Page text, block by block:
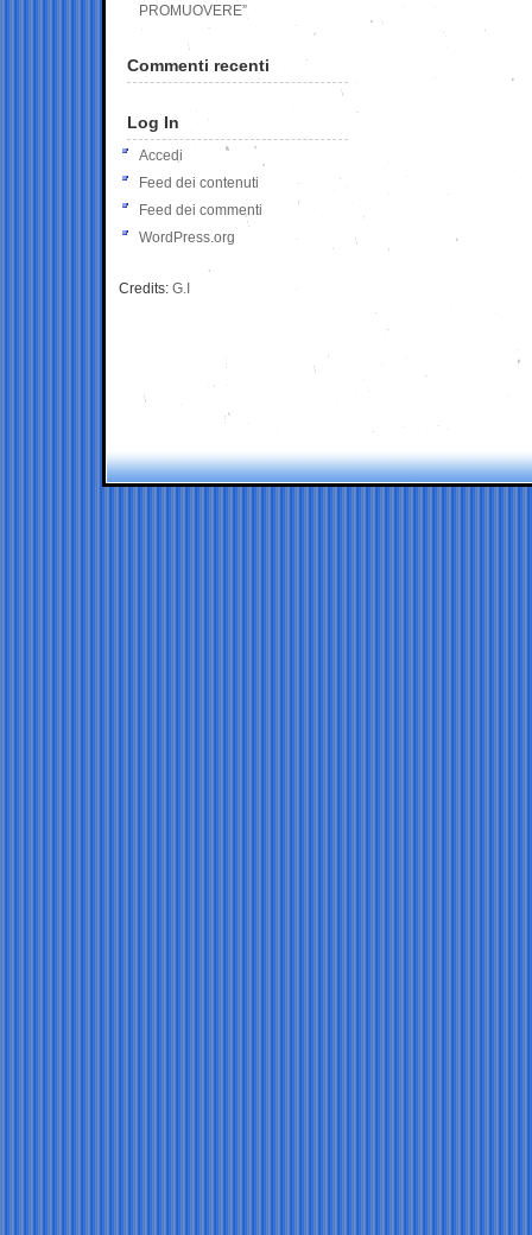
PROMUOVERE”
Commenti recenti
Log In
Accedi
Feed dei contenuti
Feed dei commenti
WordPress.org
Credits: G.I